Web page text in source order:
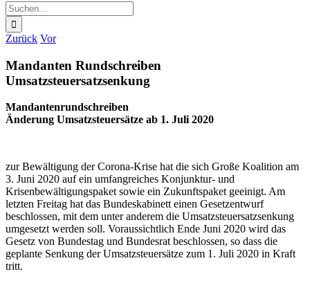
Suche
nach:
Zurück Vor
Mandanten Rundschreiben
Umsatzsteuersatzsenkung
Mandantenrundschreiben
Änderung Umsatzsteuersätze ab 1. Juli 2020
zur Bewältigung der Corona-Krise hat die sich Große Koalition am
3. Juni 2020 auf ein umfangreiches Konjunktur- und
Krisenbewältigungspaket sowie ein Zukunftspaket geeinigt. Am
letzten Freitag hat das Bundeskabinett einen Gesetzentwurf
beschlossen, mit dem unter anderem die Umsatzsteuersatzsenkung
umgesetzt werden soll. Voraussichtlich Ende Juni 2020 wird das
Gesetz von Bundestag und Bundesrat beschlossen, so dass die
geplante Senkung der Umsatzsteuersätze zum 1. Juli 2020 in Kraft
tritt.